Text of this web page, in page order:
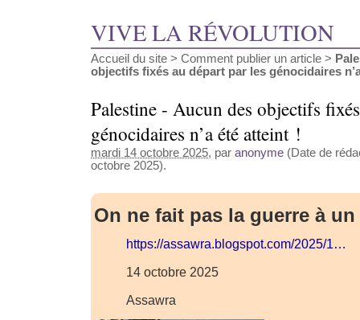
VIVE LA RÉVOLUTION
Accueil du site > Comment publier un article >
objectifs fixés au départ par les génocidaires
Palestine - Aucun des objectifs
génocidaires n’a été atteint !
mardi 14 octobre 2025, par anonyme (Date de
octobre 2025).
On ne fait pas la guerre à
https://assawra.blogspot.com/2025/1…
14 octobre 2025
Assawra